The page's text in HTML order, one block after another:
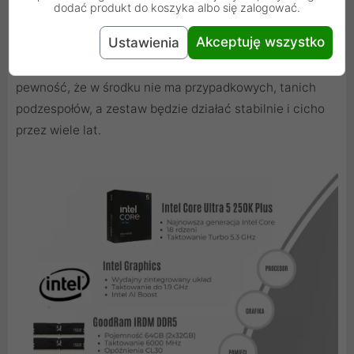
Każdy komputer ZENPC Office ma jasno określoną
specyfikację - od procesora, przez płytę główną i pamięć
pewność, że w środku nie ma przypadkowych, tanich
podzespołów, a zestaw będzie działać stabilnie i cicho
przez wiele lat.
dodać produkt do koszyka albo się zalogować.
Ustawienia Akceptuję wszystko